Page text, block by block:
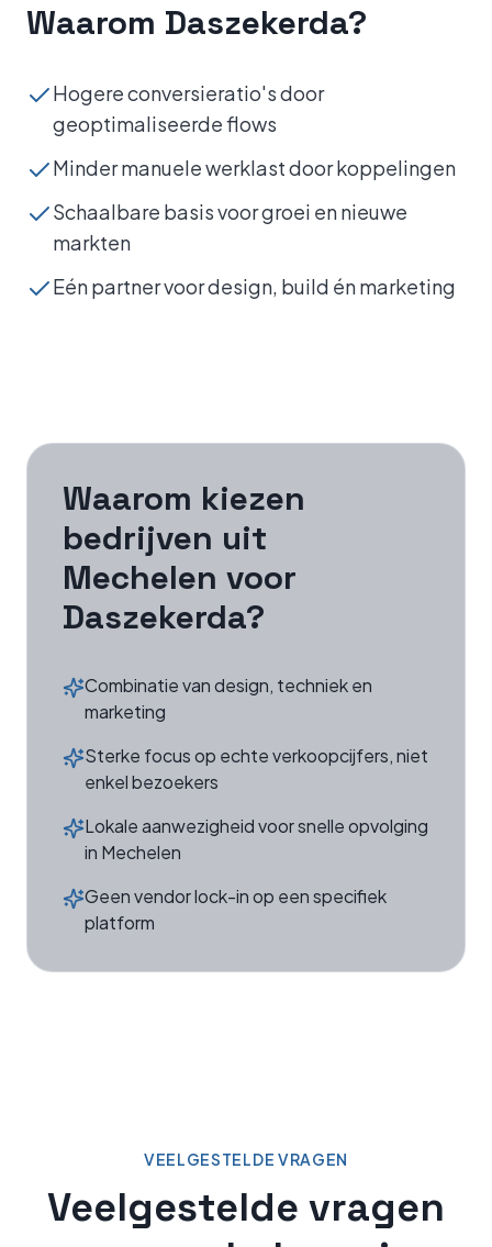
Waarom Daszekerda?
Hogere conversieratio's door
geoptimaliseerde flows
Minder manuele werklast door koppelingen
Schaalbare basis voor groei en nieuwe
markten
Eén partner voor design, build én marketing
Waarom kiezen
bedrijven uit
Mechelen voor
Daszekerda?
Combinatie van design, techniek en
marketing
Sterke focus op echte verkoopcijfers, niet
enkel bezoekers
Lokale aanwezigheid voor snelle opvolging
in Mechelen
Geen vendor lock-in op een specifiek
platform
VEELGESTELDE VRAGEN
Veelgestelde vragen